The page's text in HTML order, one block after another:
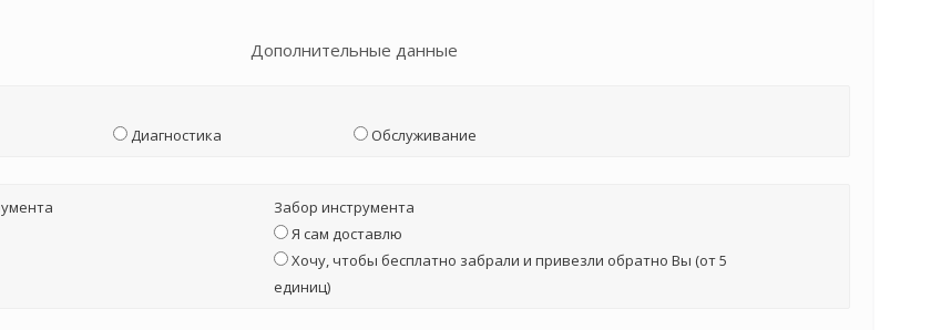
Дополнительные данные
Диагностика Обслуживание
Забор инструмента
Я сам доставлю
Хочу, чтобы бесплатно забрали и привезли обратно Вы (от 5
единиц)